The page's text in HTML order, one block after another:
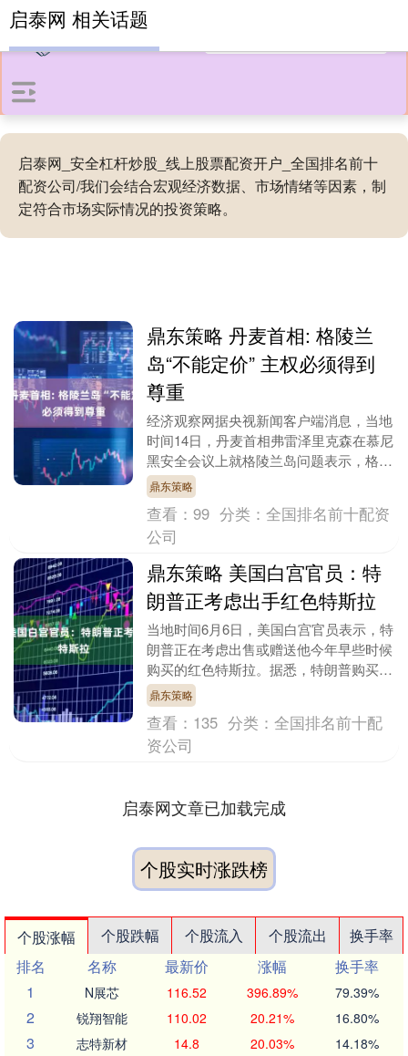
启泰网_安全杠杆炒股_线上股票配资开户_全国排名前十
配资公司/我们会结合宏观经济数据、市场情绪等因素，制
定符合市场实际情况的投资策略。
启泰网 相关话题
鼎东策略 丹麦首相: 格陵兰
岛“不能定价” 主权必须得到
尊重
经济观察网据央视新闻客户端消息，当地
时间14日，丹麦首相弗雷泽里克森在慕尼
黑安全会议上就格陵兰岛问题表示，格陵
兰岛“不能定价”。 在一场围绕欧洲安全、
北约未来及....
鼎东策略
查看：99 分类：全国排名前十配资
公司
鼎东策略 美国白宫官员：特
朗普正考虑出手红色特斯拉
当地时间6月6日，美国白宫官员表示，特
朗普正在考虑出售或赠送他今年早些时候
购买的红色特斯拉。据悉，特朗普购买这
辆车是为了在白宫进行拍照活动，以推广
马斯克的生意。....
鼎东策略
查看： 135 分类：全国排名前十配
资公司
启泰网文章已加载完成
个股实时涨跌榜
个股涨幅 个股跌幅 个股流入 个股流出
换手率
排名
名称 最新价 涨幅
换手率
1
N展芯 116.52 396.89% 79.39%
2 锐翔智能 110.02 20.21% 16.80%
3 志特新材 14.8 20.03% 14.18%